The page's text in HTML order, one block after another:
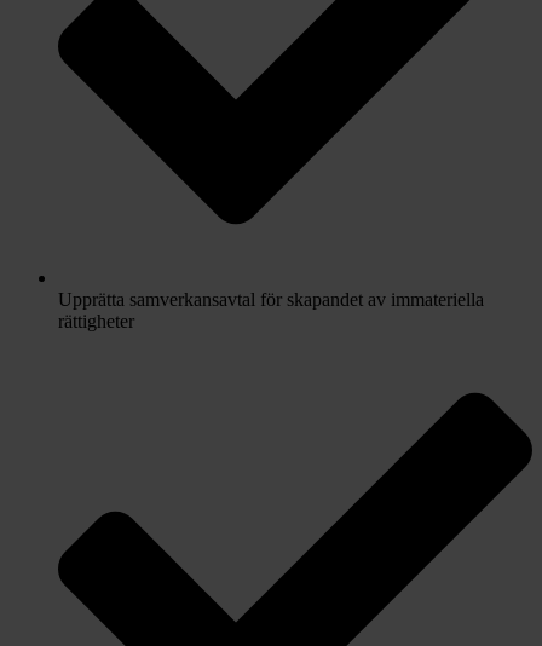
Upprätta samverkansavtal för skapandet av immateriella
rättigheter